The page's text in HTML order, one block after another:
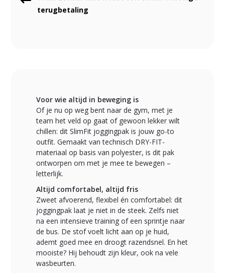
terugbetaling
Voor wie altijd in beweging is
Of je nu op weg bent naar de gym, met je
team het veld op gaat of gewoon lekker wilt
chillen: dit SlimFit joggingpak is jouw go-to
outfit. Gemaakt van technisch DRY-FIT-
materiaal op basis van polyester, is dit pak
ontworpen om met je mee te bewegen –
letterlijk.
Altijd comfortabel, altijd fris
Zweet afvoerend, flexibel én comfortabel: dit
joggingpak laat je niet in de steek. Zelfs niet
na een intensieve training of een sprintje naar
de bus. De stof voelt licht aan op je huid,
ademt goed mee en droogt razendsnel. En het
mooiste? Hij behoudt zijn kleur, ook na vele
wasbeurten.